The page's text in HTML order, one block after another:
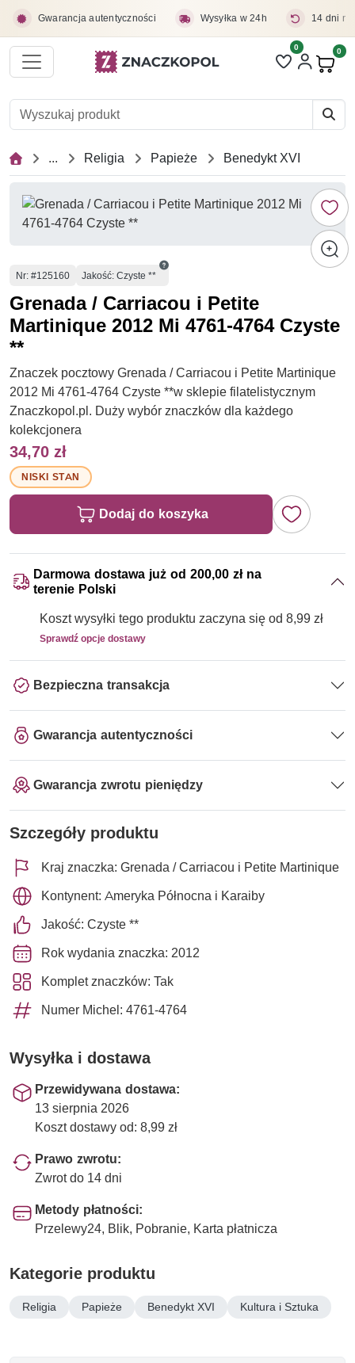
Gwarancja autentyczności Wysyłka w 24h 14 dni
Liczba pozycji
0 0
... Religia Papieże Benedykt XVI
Numer
Nr: #125160 Jakość: Czyste **
Grenada / Carriacou i Petite
Martinique 2012 Mi 4761-4764 Czyste
**
Znaczek pocztowy Grenada / Carriacou i Petite Martinique
2012 Mi 4761-4764 Czyste **w sklepie filatelistycznym
Znaczkopol.pl. Duży wybór znaczków dla każdego
kolekcjonera
34,70 zł
NISKI STAN
Dodaj do koszyka
Darmowa dostawa już od 200,00 zł na
terenie Polski
Koszt wysyłki tego produktu zaczyna się od 8,99 zł
Sprawdź opcje dostawy
Bezpieczna transakcja
Gwarancja autentyczności
Gwarancja zwrotu pieniędzy
Szczegóły produktu
Kraj znaczka: Grenada / Carriacou i Petite Martinique
Kontynent: Ameryka Północna i Karaiby
Jakość: Czyste **
Rok wydania znaczka: 2012
Komplet znaczków: Tak
Numer Michel: 4761-4764
Wysyłka i dostawa
Przewidywana dostawa:
13 sierpnia 2026
Koszt dostawy od: 8,99 zł
Prawo zwrotu:
Zwrot do 14 dni
Metody płatności:
Przelewy24, Blik, Pobranie, Karta płatnicza
Kategorie produktu
Religia Papieże Benedykt XVI Kultura i Sztuka